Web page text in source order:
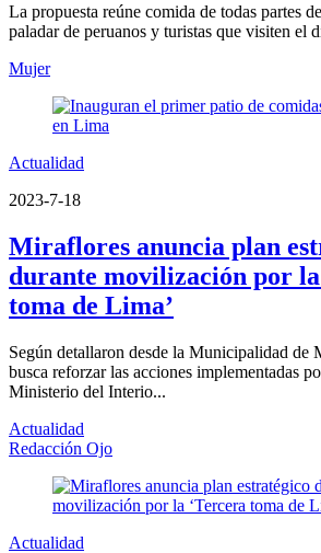
La propuesta reúne comida de todas partes
paladar de peruanos y turistas que visiten el
Mujer
Actualidad
2023-7-18
Miraflores anuncia plan
durante movilización por la
toma de Lima’
Según detallaron desde la Municipalidad de
busca reforzar las acciones implementadas
Ministerio del Interio...
Actualidad
Redacción Ojo
Actualidad